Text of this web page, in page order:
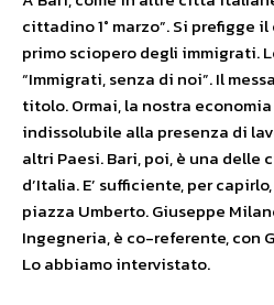
cittadino 1° marzo”. Si prefigge
primo sciopero degli immigrati.
“Immigrati, senza di noi”. Il
titolo. Ormai, la nostra
indissolubile alla presenza di
altri Paesi. Bari, poi, è una
d’Italia. E’ sufficiente, per
piazza Umberto. Giuseppe
Ingegneria, è co-referente, con
Lo abbiamo intervistato.